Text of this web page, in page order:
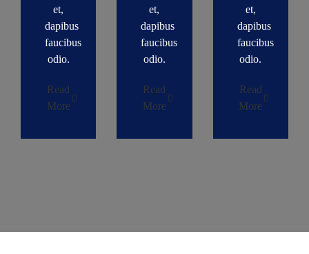
et,
dapibus
faucibus
odio.
Read
More
et,
dapibus
faucibus
odio.
Read
More
et,
dapibus
faucibus
odio.
Read
More